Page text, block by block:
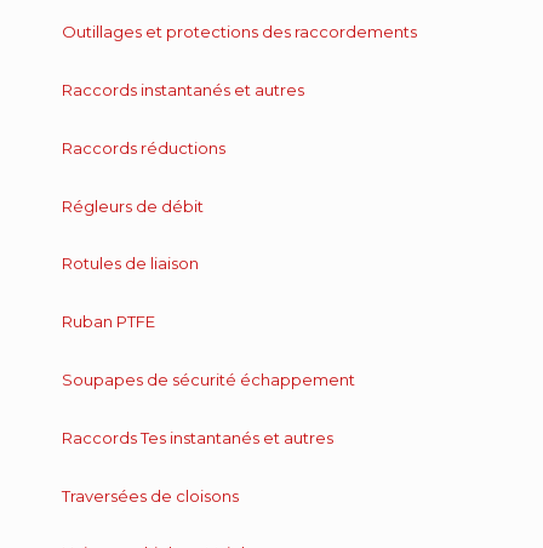
Outillages et protections des raccordements
Raccords instantanés et autres
Raccords réductions
Régleurs de débit
Rotules de liaison
Ruban PTFE
Soupapes de sécurité échappement
Raccords Tes instantanés et autres
Traversées de cloisons